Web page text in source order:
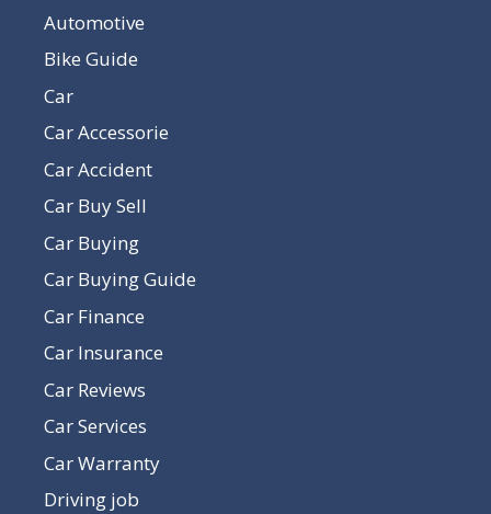
Automotive
Bike Guide
Car
Car Accessorie
Car Accident
Car Buy Sell
Car Buying
Car Buying Guide
Car Finance
Car Insurance
Car Reviews
Car Services
Car Warranty
Driving job